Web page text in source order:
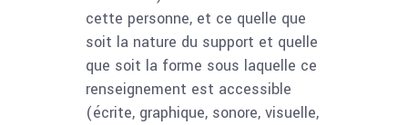
cette personne, et ce quelle que
soit la nature du support et quelle
que soit la forme sous laquelle ce
renseignement est accessible
(écrite, graphique, sonore, visuelle,